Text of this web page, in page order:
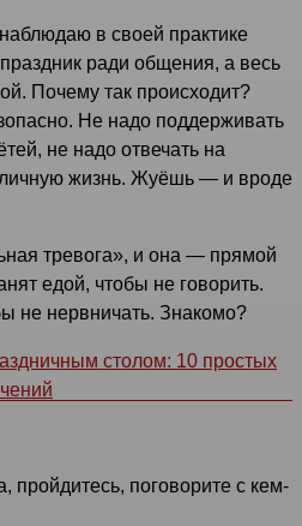
в своей практике
ради общения, а весь
Почему так происходит?
Не надо поддерживать
не надо отвечать на
жизнь. Жуёшь — и вроде
тревога», и она — прямой
едой, чтобы не говорить.
не нервничать. Знакомо?
пройдитесь, поговорите с кем-